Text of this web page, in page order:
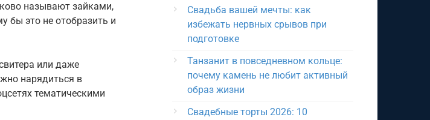
называют зайками,
бы это не отобразить и
или даже
нарядиться в
тематическими
Свадьба вашей мечты: как
избежать нервных срывов при
подготовке
Танзанит в повседневном кольце:
почему камень не любит активный
образ жизни
Свадебные торты 2026: 10